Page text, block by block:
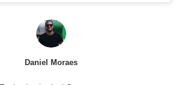
Daniel Moraes